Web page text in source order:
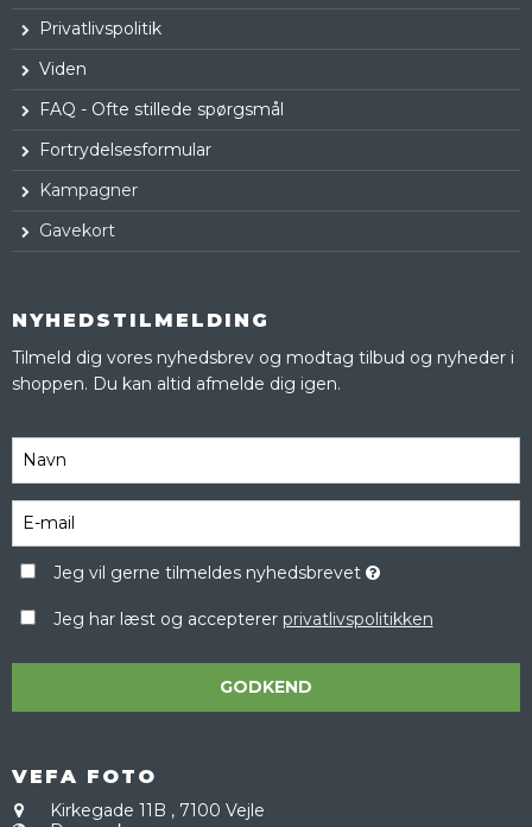
Privatlivspolitik
Viden
FAQ - Ofte stillede spørgsmål
Fortrydelsesformular
Kampagner
Gavekort
NYHEDSTILMELDING
Tilmeld dig vores nyhedsbrev og modtag tilbud og nyheder i
shoppen. Du kan altid afmelde dig igen.
Jeg vil gerne tilmeldes nyhedsbrevet
Jeg har læst og accepterer privatlivspolitikken
GODKEND
VEFA FOTO
Kirkegade 11B , 7100 Vejle